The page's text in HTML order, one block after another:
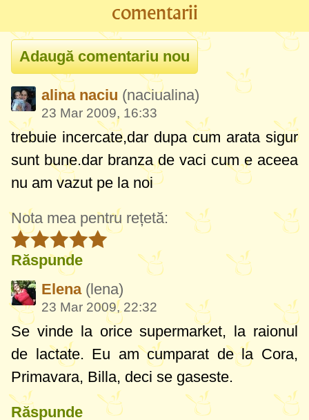
comentarii
alina naciu (naciualina)
23 Mar 2009, 16:33
trebuie incercate,dar dupa cum arata sigur
sunt bune.dar branza de vaci cum e aceea
nu am vazut pe la noi
Nota mea pentru rețetă:
Răspunde
Elena (lena)
23 Mar 2009, 22:32
Se vinde la orice supermarket, la raionul
de lactate. Eu am cumparat de la Cora,
Primavara, Billa, deci se gaseste.
Răspunde